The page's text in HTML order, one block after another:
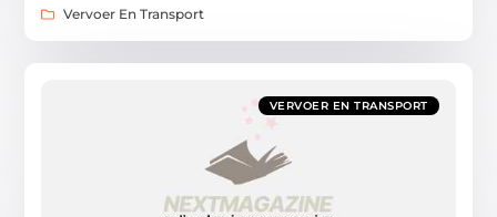
Vervoer En Transport
VERVOER EN TRANSPORT